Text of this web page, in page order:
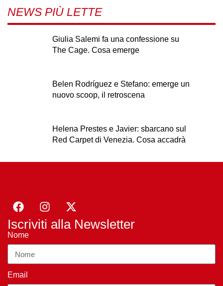
NEWS PIÙ LETTE
Giulia Salemi fa una confessione su
The Cage. Cosa emerge
Belen Rodríguez e Stefano: emerge un
nuovo scoop, il retroscena
Helena Prestes e Javier: sbarcano sul
Red Carpet di Venezia. Cosa accadrà
Iscriviti alla Newsletter
Nome
Email